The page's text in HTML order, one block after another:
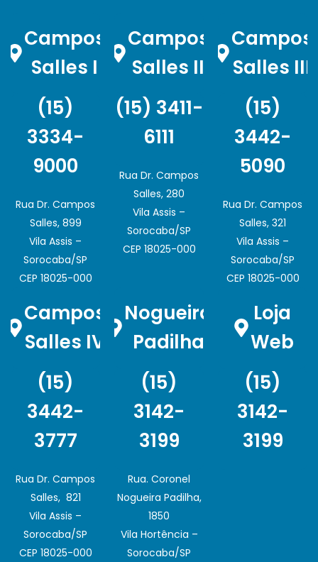
Campos
Salles I
(15)
3334-
9000
Rua Dr. Campos
Salles, 899
Vila Assis –
Sorocaba/SP
CEP 18025-000
Campos
Salles II
(15) 3411-
6111
Rua Dr. Campos
Salles, 280
Vila Assis –
Sorocaba/SP
CEP 18025-000
Campos
Salles III
(15)
3442-
5090
Rua Dr. Campos
Salles, 321
Vila Assis –
Sorocaba/SP
CEP 18025-000
Campos
Salles IV
(15)
3442-
3777
Rua Dr. Campos
Salles, 821
Vila Assis –
Sorocaba/SP
CEP 18025-000
Nogueira
Padilha
(15)
3142-
3199
Rua. Coronel
Nogueira Padilha,
1850
Vila Hortência –
Sorocaba/SP
Loja
Web
(15)
3142-
3199